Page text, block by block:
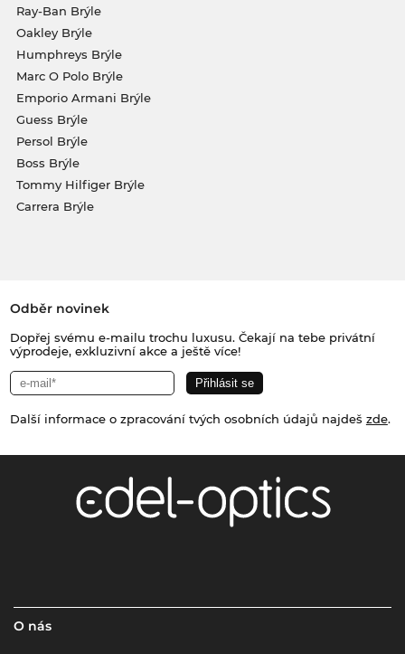
Ray-Ban Brýle
Oakley Brýle
Humphreys Brýle
Marc O Polo Brýle
Emporio Armani Brýle
Guess Brýle
Persol Brýle
Boss Brýle
Tommy Hilfiger Brýle
Carrera Brýle
Odběr novinek
Dopřej svému e-mailu trochu luxusu. Čekají na tebe privátní
výprodeje, exkluzivní akce a ještě více!
Další informace o zpracování tvých osobních údajů najdeš zde.
O nás